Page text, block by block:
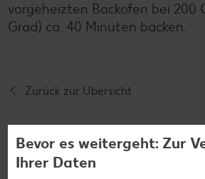
vorgeheizten Backofen bei 200
Grad) ca. 40 Minuten backen.
Zurück zur Übersicht
Bevor es weitergeht: Zur
Ihrer Daten